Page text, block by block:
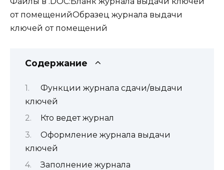
от помещенийОбразец журнала выдачи
ключей от помещений
Содержание
Функции журнала сдачи/выдачи
ключей
Кто ведет журнал
Оформление журнала выдачи
ключей
Заполнение журнала